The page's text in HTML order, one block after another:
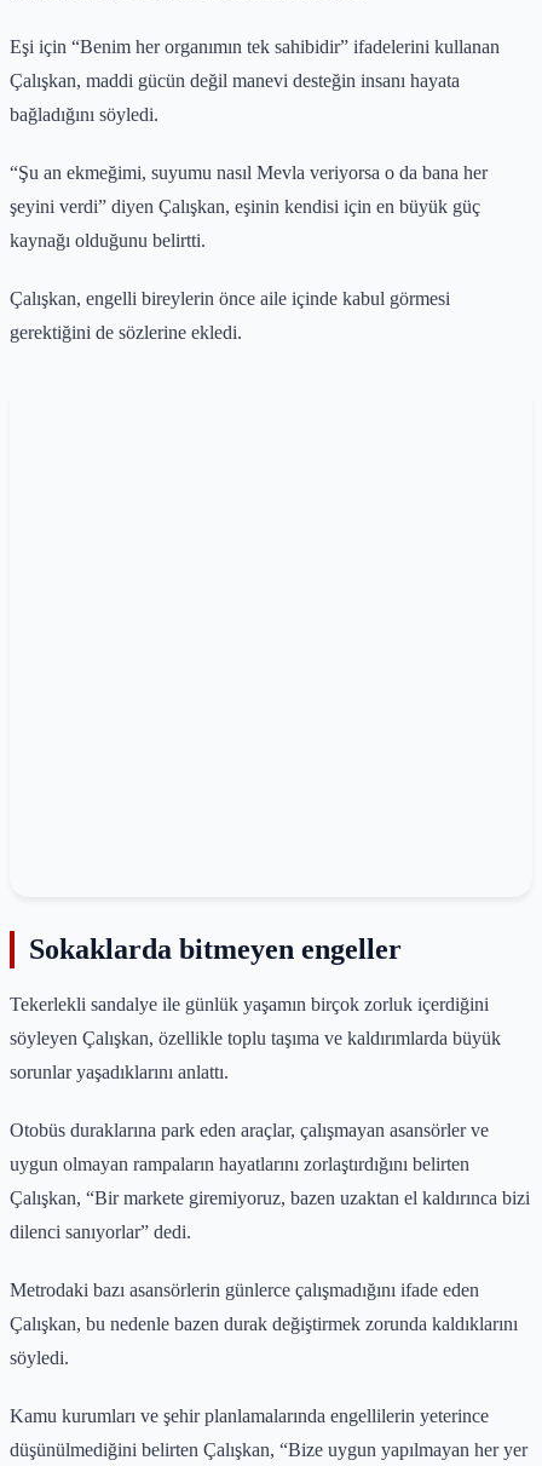
Eşi için “Benim her organımın tek sahibidir” ifadelerini kullanan
Çalışkan, maddi gücün değil manevi desteğin insanı hayata
bağladığını söyledi.
“Şu an ekmeğimi, suyumu nasıl Mevla veriyorsa o da bana her
şeyini verdi” diyen Çalışkan, eşinin kendisi için en büyük güç
kaynağı olduğunu belirtti.
Çalışkan, engelli bireylerin önce aile içinde kabul görmesi
gerektiğini de sözlerine ekledi.
Sokaklarda bitmeyen engeller
Tekerlekli sandalye ile günlük yaşamın birçok zorluk içerdiğini
söyleyen Çalışkan, özellikle toplu taşıma ve kaldırımlarda büyük
sorunlar yaşadıklarını anlattı.
Otobüs duraklarına park eden araçlar, çalışmayan asansörler ve
uygun olmayan rampaların hayatlarını zorlaştırdığını belirten
Çalışkan, “Bir markete giremiyoruz, bazen uzaktan el kaldırınca bizi
dilenci sanıyorlar” dedi.
Metrodaki bazı asansörlerin günlerce çalışmadığını ifade eden
Çalışkan, bu nedenle bazen durak değiştirmek zorunda kaldıklarını
söyledi.
Kamu kurumları ve şehir planlamalarında engellilerin yeterince
düşünülmediğini belirten Çalışkan, “Bize uygun yapılmayan her yer